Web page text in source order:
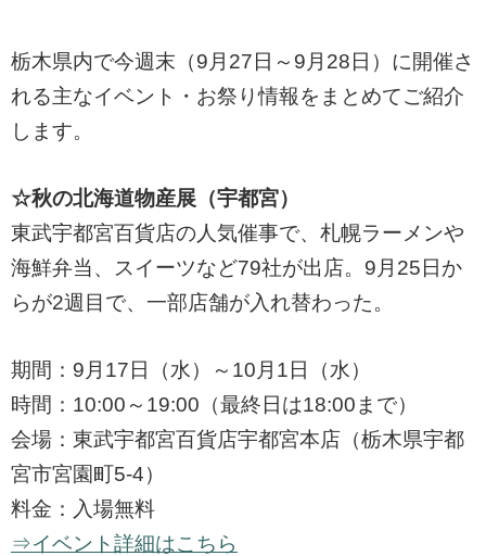
栃木県内で今週末（9月27日～9月28日）に開催さ
れる主なイベント・お祭り情報をまとめてご紹介
します。
☆秋の北海道物産展（宇都宮）
東武宇都宮百貨店の人気催事で、札幌ラーメンや
海鮮弁当、スイーツなど79社が出店。9月25日か
らが2週目で、一部店舗が入れ替わった。
期間：9月17日（水）～10月1日（水）
時間：10:00～19:00（最終日は18:00まで）
会場：東武宇都宮百貨店宇都宮本店（栃木県宇都
宮市宮園町5-4）
料金：入場無料
⇒イベント詳細はこちら